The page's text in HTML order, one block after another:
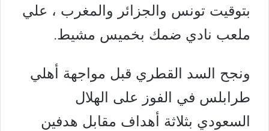
بتوقيت تونس والجزائر والمغرب ، علي
ملعب نادي ضمك بخميس مشيط.
ونجح السد القطري قبل مواجهة أهلي
طرابلس في الفوز على الهلال
السعودي بثلاثة أهداف مقابل هدفين